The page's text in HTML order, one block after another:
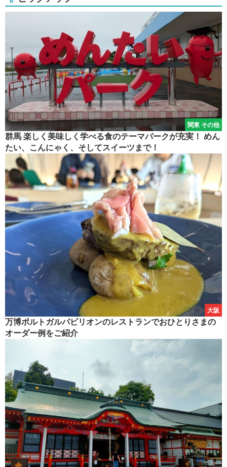
関東 その他
群馬 楽しく美味しく学べる食のテーマパークが充実！ めん
たい、こんにゃく、そしてスイーツまで！
大阪
万博ポルトガルパビリオンのレストランでおひとりさまの
オーダー例をご紹介